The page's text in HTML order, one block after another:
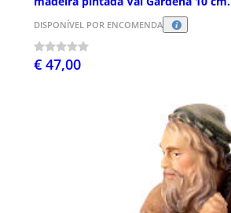
DISPONÍVEL POR ENCOMENDA
€ 47,00